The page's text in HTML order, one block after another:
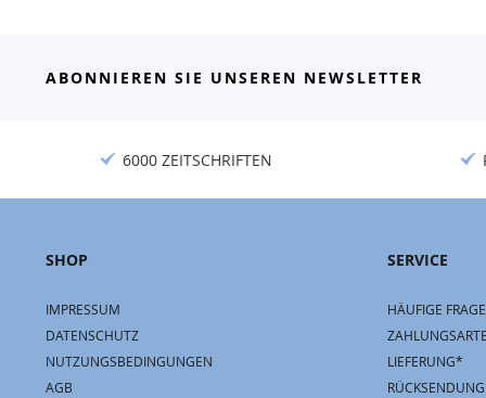
ABONNIEREN SIE UNSEREN NEWSLETTER
6000 ZEITSCHRIFTEN
SHOP
IMPRESSUM
DATENSCHUTZ
NUTZUNGSBEDINGUNGEN
AGB
SERVICE
HÄUFIGE
LIEFERUNG*